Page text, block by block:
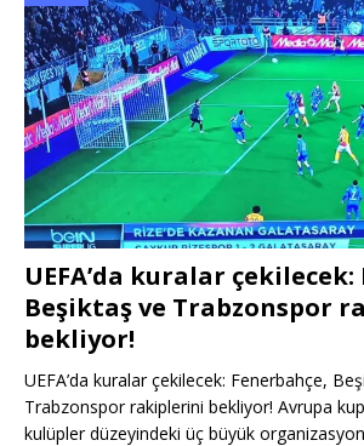
UEFA’da kuralar
Beşiktaş ve Trabzonspor
bekliyor!
UEFA’da kuralar çekilecek: Fenerbahçe,
Trabzonspor rakiplerini bekliyor! Avrupa
kulüpler düzeyindeki üç büyük